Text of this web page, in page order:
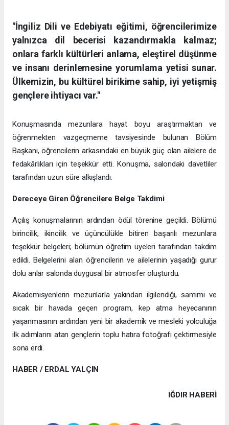
"İngiliz Dili ve Edebiyatı eğitimi, öğrencilerimize
yalnızca dil becerisi kazandırmakla kalmaz;
onlara farklı kültürleri anlama, eleştirel düşünme
ve insanı derinlemesine yorumlama yetisi sunar.
Ülkemizin, bu kültürel birikime sahip, iyi yetişmiş
gençlere ihtiyacı var."
Konuşmasında mezunlara hayat boyu araştırmaktan ve
öğrenmekten vazgeçmeme tavsiyesinde bulunan Bölüm
Başkanı, öğrencilerin arkasındaki en büyük güç olan ailelere de
fedakârlıkları için teşekkür etti. Konuşma, salondaki davetliler
tarafından uzun süre alkışlandı.
Dereceye Giren Öğrencilere Belge Takdimi
Açılış konuşmalarının ardından ödül törenine geçildi. Bölümü
birincilik, ikincilik ve üçüncülükle bitiren başarılı mezunlara
teşekkür belgeleri; bölümün öğretim üyeleri tarafından takdim
edildi. Belgelerini alan öğrencilerin ve ailelerinin yaşadığı gurur
dolu anlar salonda duygusal bir atmosfer oluşturdu.
Akademisyenlerin mezunlarla yakından ilgilendiği, samimi ve
sıcak bir havada geçen program, kep atma heyecanının
yaşanmasının ardından yeni bir akademik ve mesleki yolculuğa
ilk adımlarını atan gençlerin toplu hatıra fotoğrafı çektirmesiyle
sona erdi.
HABER / ERDAL YALÇIN
IĞDIR HABERİ